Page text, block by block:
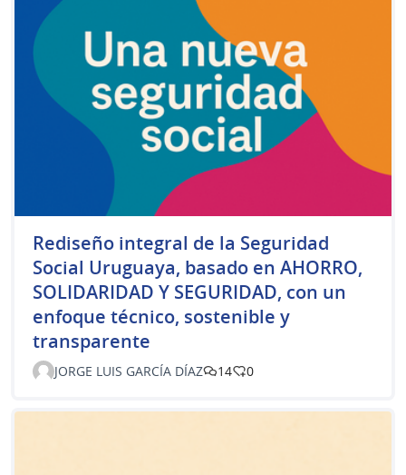
Rediseño integral de la Seguridad
Social Uruguaya, basado en AHORRO,
SOLIDARIDAD Y SEGURIDAD, con un
enfoque técnico, sostenible y
transparente
JORGE LUIS GARCÍA DÍAZ 14 0